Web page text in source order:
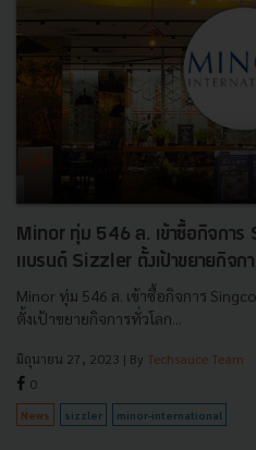
Minor ทุ่ม 546 ล. เข้าซื้อกิจการ
แบรนด์ Sizzler ตั้งเป้าขยายกิจก
Minor ทุ่ม 546 ล. เข้าซื้อกิจการ
ตั้งเป้าขยายกิจการทั่วโลก...
มิถุนายน 27, 2023 | By Techsauce Team
0
News sizzler minor-international